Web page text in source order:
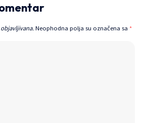
objavljivana. Neophodna polja su označena sa *